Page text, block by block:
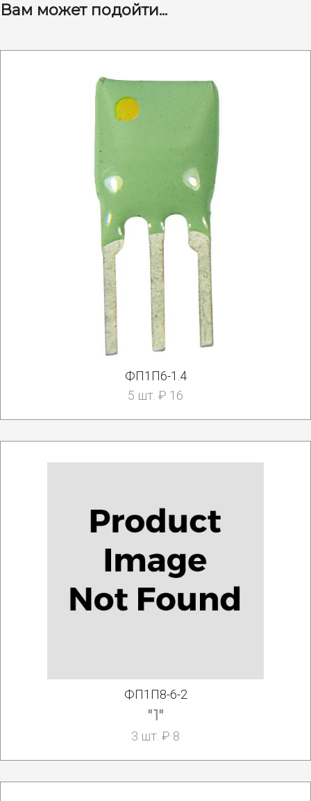
Вам может подойти...
ФП1П6-1.4
5 шт. ₽ 16
ФП1П8-6-2
"1"
3 шт. ₽ 8